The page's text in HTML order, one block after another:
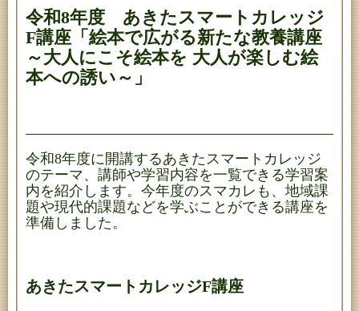
令和8年度 あきたスマートカレッジ
F講座「絵本で広がる新たな教養講座
～大人にこそ絵本を 大人が楽しむ絵
本への誘い～」
令和8年度に開講するあきたスマートカレッジ
のテーマ、講師や学習内容を一覧できる学習案
内を紹介します。今年度のスマカレも、地域課
題や現代的課題などを学ぶことができる講座を
準備しました。
あきたスマートカレッジF講座